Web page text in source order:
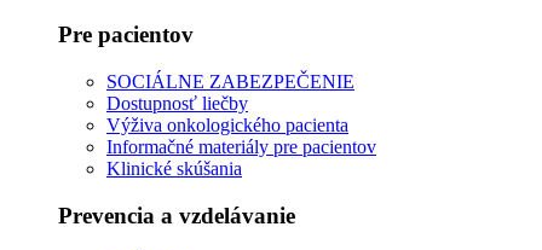
Pre pacientov
SOCIÁLNE ZABEZPEČENIE
Dostupnosť liečby
Výživa onkologického pacienta
Informačné materiály pre pacientov
Klinické skúšania
Prevencia a vzdelávanie